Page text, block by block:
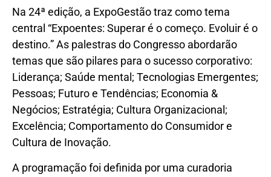
Na 24ª edição, a ExpoGestão traz como tema
central “Expoentes: Superar é o começo. Evoluir é o
destino.” As palestras do Congresso abordarão
temas que são pilares para o sucesso corporativo:
Liderança; Saúde mental; Tecnologias Emergentes;
Pessoas; Futuro e Tendências; Economia &
Negócios; Estratégia; Cultura Organizacional;
Excelência; Comportamento do Consumidor e
Cultura de Inovação.
A programação foi definida por uma curadoria